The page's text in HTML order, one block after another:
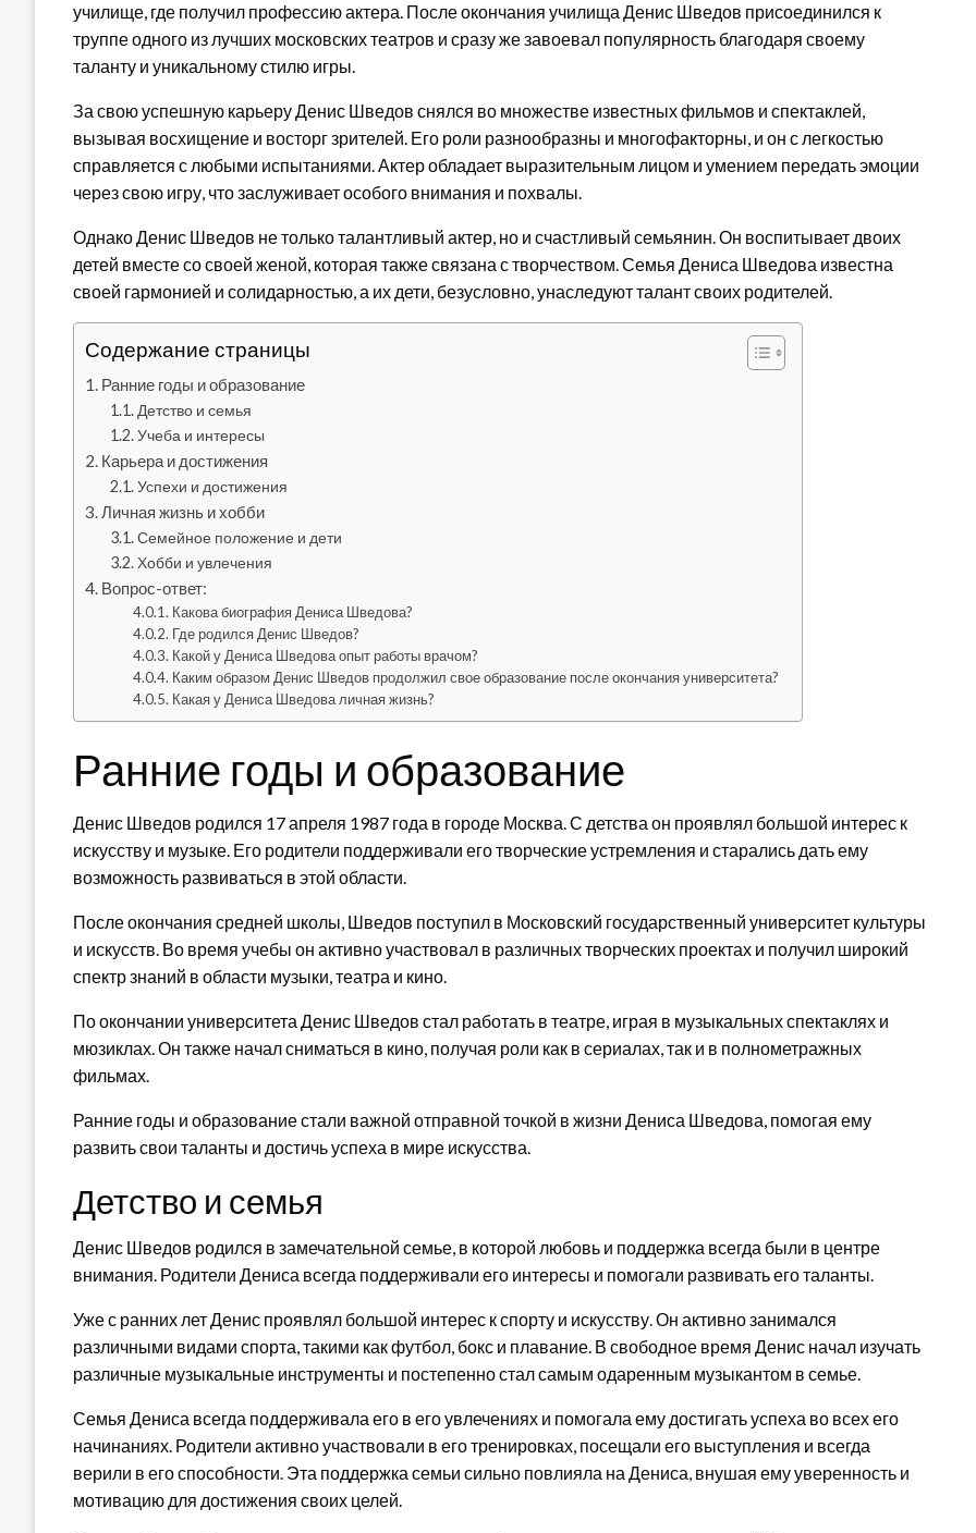
училище, где получил профессию актера. После окончания училища Денис Шведов присоединился к
труппе одного из лучших московских театров и сразу же завоевал популярность благодаря своему
таланту и уникальному стилю игры.
За свою успешную карьеру Денис Шведов снялся во множестве известных фильмов и спектаклей,
вызывая восхищение и восторг зрителей. Его роли разнообразны и многофакторны, и он с легкостью
справляется с любыми испытаниями. Актер обладает выразительным лицом и умением передать эмоции
через свою игру, что заслуживает особого внимания и похвалы.
Однако Денис Шведов не только талантливый актер, но и счастливый семьянин. Он воспитывает двоих
детей вместе со своей женой, которая также связана с творчеством. Семья Дениса Шведова известна
своей гармонией и солидарностью, а их дети, безусловно, унаследуют талант своих родителей.
Содержание страницы
Ранние годы и образование
Детство и семья
Учеба и интересы
Карьера и достижения
Успехи и достижения
Личная жизнь и хобби
Семейное положение и дети
Хобби и увлечения
Вопрос-ответ:
Какова биография Дениса Шведова?
Где родился Денис Шведов?
Какой у Дениса Шведова опыт работы врачом?
Каким образом Денис Шведов продолжил свое образование после окончания университета?
Какая у Дениса Шведова личная жизнь?
Ранние годы и образование
Денис Шведов родился 17 апреля 1987 года в городе Москва. С детства он проявлял большой интерес к
искусству и музыке. Его родители поддерживали его творческие устремления и старались дать ему
возможность развиваться в этой области.
После окончания средней школы, Шведов поступил в Московский государственный университет культуры
и искусств. Во время учебы он активно участвовал в различных творческих проектах и получил широкий
спектр знаний в области музыки, театра и кино.
По окончании университета Денис Шведов стал работать в театре, играя в музыкальных спектаклях и
мюзиклах. Он также начал сниматься в кино, получая роли как в сериалах, так и в полнометражных
фильмах.
Ранние годы и образование стали важной отправной точкой в жизни Дениса Шведова, помогая ему
развить свои таланты и достичь успеха в мире искусства.
Детство и семья
Денис Шведов родился в замечательной семье, в которой любовь и поддержка всегда были в центре
внимания. Родители Дениса всегда поддерживали его интересы и помогали развивать его таланты.
Уже с ранних лет Денис проявлял большой интерес к спорту и искусству. Он активно занимался
различными видами спорта, такими как футбол, бокс и плавание. В свободное время Денис начал изучать
различные музыкальные инструменты и постепенно стал самым одаренным музыкантом в семье.
Семья Дениса всегда поддерживала его в его увлечениях и помогала ему достигать успеха во всех его
начинаниях. Родители активно участвовали в его тренировках, посещали его выступления и всегда
верили в его способности. Эта поддержка семьи сильно повлияла на Дениса, внушая ему уверенность и
мотивацию для достижения своих целей.